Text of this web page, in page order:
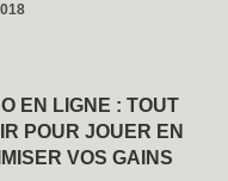
EN LIGNE : TOUT
POUR JOUER EN
VOS GAINS